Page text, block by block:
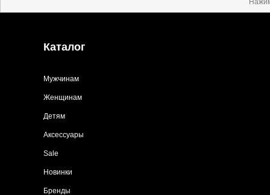
Каталог
Мужчинам
Женщинам
Детям
Аксессуары
Sale
Новинки
Бренды